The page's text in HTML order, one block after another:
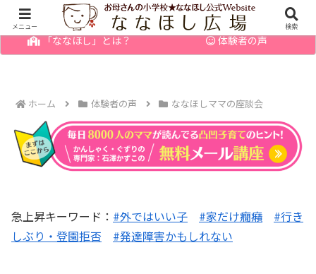
幼児の発達障害・育てにくい子のお悩みを解決
「ななほし」とは？ 体験者の声
ホーム 体験者の声 ななほしママの座談会
急上昇キーワード： #外ではいい子 #家だけ癇癪
#行き
しぶり・登園拒否
#発達障害かもしれない
メニュー 検索